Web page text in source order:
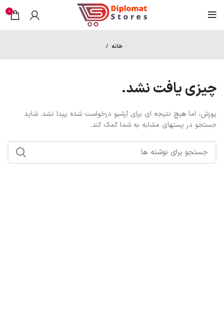
0
خانه
چیزی یافت نشد.
پوزش، اما هیچ نتیجه ای برای آرشیو درخواست شده پیدا نشد. شاید
جستجو در پستهای مشابه به شما کمک کند.